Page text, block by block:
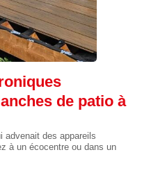
de patio à
advenait des appareils
à un écocentre ou dans un